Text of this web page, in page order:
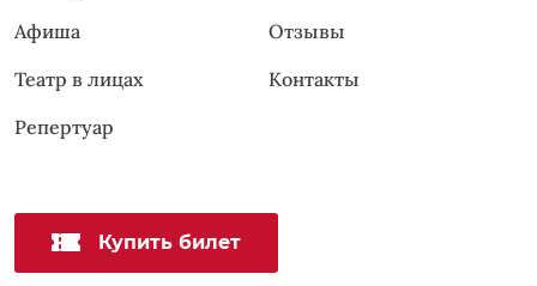
Афиша
Театр в лицах
Репертуар
Отзывы
Контакты
Купить билет